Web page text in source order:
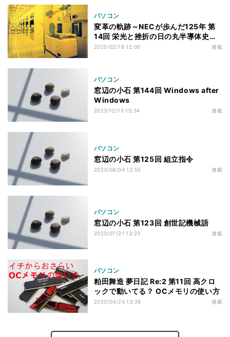
パソコン
変革の軌跡～NECが歩んだ125年 第
14回 栄光と挫折の日の丸半導体史、
NECが残した足跡
2025/02/18 12:00 連載
パソコン
窓辺の小石 第144回 Windows after
Windows
2023/12/15 15:34 連載
パソコン
窓辺の小石 第125回 組立指令
2023/08/04 12:55 連載
パソコン
窓辺の小石 第123回 創世記機械語
2023/07/21 13:23 連載
パソコン
粕田舞造 夢日記 Re:2 第11回 高クロ
ックで動いてる？ OCメモリの使い方
2020/04/24 13:26 連載